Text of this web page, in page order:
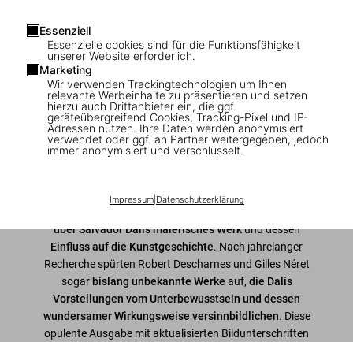
Essenziell
Essenzielle cookies sind für die Funktionsfähigkeit
unserer Website erforderlich.
Marketing
Wir verwenden Trackingtechnologien um Ihnen
relevante Werbeinhalte zu präsentieren und setzen
hierzu auch Drittanbieter ein, die ggf.
geräteübergreifend Cookies, Tracking-Pixel und IP-
Adressen nutzen. Ihre Daten werden anonymisiert
verwendet oder ggf. an Partner weitergegeben, jedoch
immer anonymisiert und verschlüsselt.
Impressum| Datenschutzerklärung
Dalí. The Paintings
US$ 60
In den Warenkorb
über Salvador Dalís malerisches Werkund dessen
Einfluss auf die Kunstgeschichte. Nach jahrelanger
Recherche spürten Robert Descharnes und Gilles Néret
sogar bislang unbekannte Werke auf, die Dalís
Vorstellungen vom Unterbewusstsein und dessen
wundersamer Wirkungsweise versinnbildlichen. Diese
opulente Ausgabe mit aktualisierten Bildunterschriften